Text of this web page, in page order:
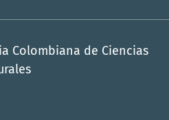
Colombiana de Ciencias